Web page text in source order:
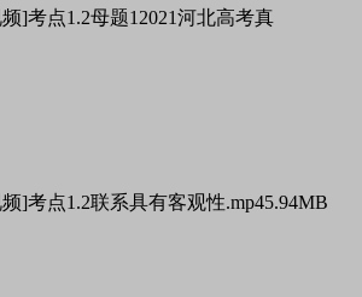
]考点1.2母题12021河北高考真
]考点1.2联系具有客观性.mp45.94MB